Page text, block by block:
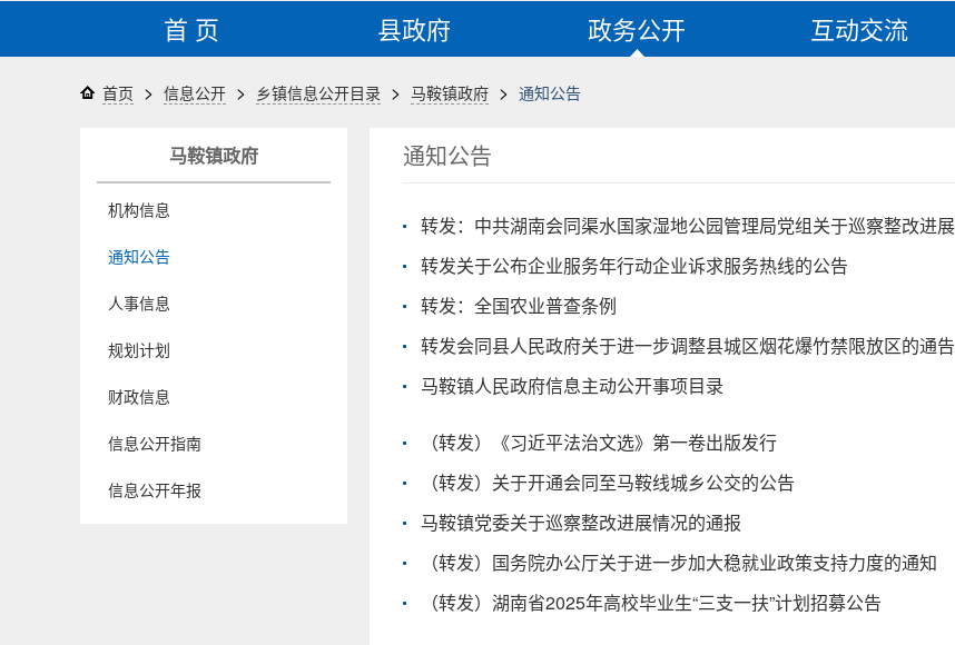
首 页 县政府 政务公开 互动交流
首页 > 信息公开 > 乡镇信息公开目录 > 马鞍镇政府 > 通知公告
马鞍镇政府
机构信息
通知公告
人事信息
规划计划
财政信息
信息公开指南
信息公开年报
通知公告
转发关于公布企业服务年行动企业诉求服务热线的公告
转发：全国农业普查条例
转发会同县人民政府关于进一步调整县城区烟花爆竹禁限放区的通告
马鞍镇人民政府信息主动公开事项目录
（转发）《习近平法治文选》第一卷出版发行
（转发）关于开通会同至马鞍线城乡公交的公告
马鞍镇党委关于巡察整改进展情况的通报
（转发）国务院办公厅关于进一步加大稳就业政策支持力度的通知
（转发）湖南省2025年高校毕业生“三支一扶”计划招募公告